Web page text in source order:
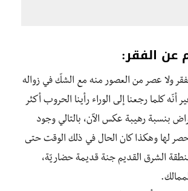
عن الفقر:
ولا عصر من العصور منه مع الشكّ في زواله
أنّه كلما رجعنا إلى الوراء رأينا الحروب أكثر
بنسبة رهيبة عكس الآن، بالتالي وجود
حصر لها وهكذا كان الحال في ذلك الوقت حتى
الشرق القديم جنة قديمة حضاريّة،